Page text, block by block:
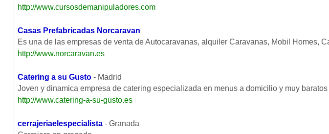
http://www.cursosdemanipuladores.com
Casas Prefabricadas Norcaravan
Es una de las empresas de venta de Autocaravanas, alquiler Caravanas, Mobil Homes,
http://www.norcaravan.es
Catering a su Gusto- Madrid
Joven y dinamica empresa de catering especializada en menus a domicilio y muy
http://www.catering-a-su-gusto.es
cerrajeriaelespecialista- Granada